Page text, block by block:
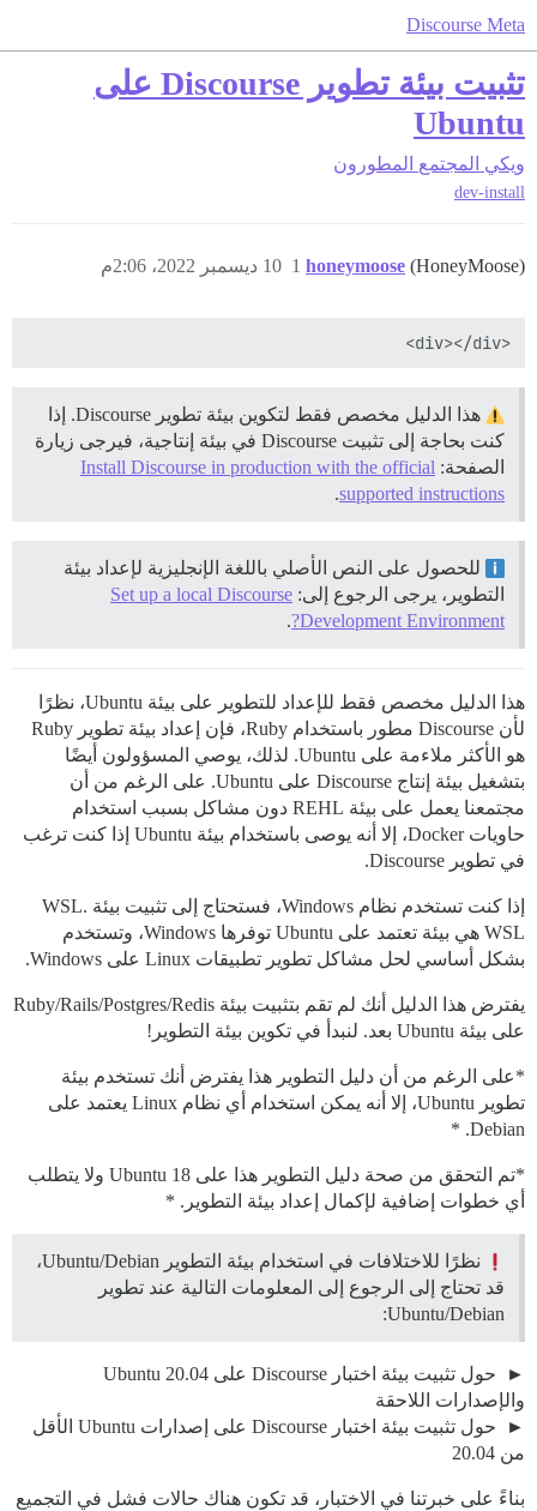
Discourse Meta
تثبيت بيئة تطوير Discourse على
Ubuntu
ويكي المجتمع المطورون
dev-install
honeymoose (HoneyMoose) 10 ديسمبر 2022، 2:06م 1
<div></div>
هذا الدليل مخصص فقط لتكوين بيئة تطوير Discourse. إذا
كنت بحاجة إلى تثبيت Discourse في بيئة إنتاجية، فيرجى زيارة
الصفحة: Install Discourse in production with the official
supported instructions
.
للحصول على النص الأصلي باللغة الإنجليزية لإعداد بيئة
التطوير، يرجى الرجوع إلى: Set up a local Discourse
Development Environment?
.
هذا الدليل مخصص فقط للإعداد للتطوير على بيئة Ubuntu، نظرًا
لأن Discourse مطور باستخدام Ruby، فإن إعداد بيئة تطوير Ruby
هو الأكثر ملاءمة على Ubuntu. لذلك، يوصي المسؤولون أيضًا
بتشغيل بيئة إنتاج Discourse على Ubuntu. على الرغم من أن
مجتمعنا يعمل على بيئة REHL دون مشاكل بسبب استخدام
حاويات Docker، إلا أنه يوصى باستخدام بيئة Ubuntu إذا كنت ترغب
في تطوير Discourse.
إذا كنت تستخدم نظام Windows، فستحتاج إلى تثبيت بيئة WSL.
WSL هي بيئة تعتمد على Ubuntu توفرها Windows، وتستخدم
بشكل أساسي لحل مشاكل تطوير تطبيقات Linux على Windows.
يفترض هذا الدليل أنك لم تقم بتثبيت بيئة Ruby/Rails/Postgres/Redis
على بيئة Ubuntu بعد. لنبدأ في تكوين بيئة التطوير!
*على الرغم من أن دليل التطوير هذا يفترض أنك تستخدم بيئة
تطوير Ubuntu، إلا أنه يمكن استخدام أي نظام Linux يعتمد على
Debian. *
*تم التحقق من صحة دليل التطوير هذا على Ubuntu 18 ولا يتطلب
أي خطوات إضافية لإكمال إعداد بيئة التطوير. *
نظرًا للاختلافات في استخدام بيئة التطوير Ubuntu/Debian،
قد تحتاج إلى الرجوع إلى المعلومات التالية عند تطوير
Ubuntu/Debian:
حول تثبيت بيئة اختبار Discourse على Ubuntu 20.04
والإصدارات اللاحقة
حول تثبيت بيئة اختبار Discourse على إصدارات Ubuntu الأقل
من 20.04
بناءً على خبرتنا في الاختبار، قد تكون هناك حالات فشل في التجميع